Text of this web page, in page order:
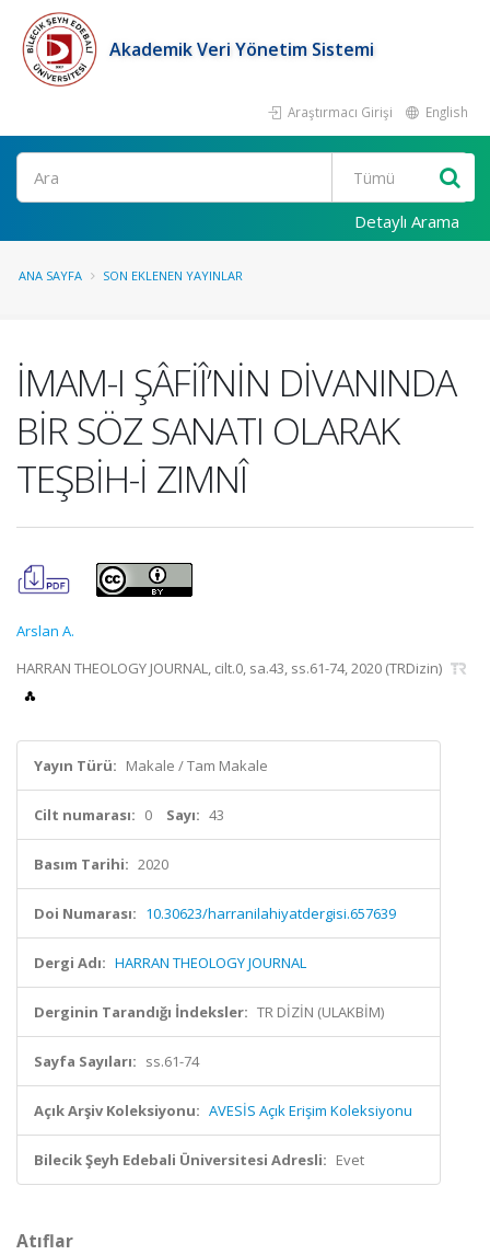
Akademik Veri Yönetim Sistemi
Araştırmacı Girişi English
Ara
Detaylı Arama
ANA SAYFA SON EKLENEN YAYINLAR
İMAM-I ŞÂFİÎ’NİN DİVANINDA
BİR SÖZ SANATI OLARAK
TEŞBİH-İ ZIMNÎ
Arslan A.
HARRAN THEOLOGY JOURNAL, cilt.0, sa.43, ss.61-74, 2020 (TRDizin)
Yayın Türü: Makale / Tam Makale
Cilt numarası: 0 Sayı: 43
Basım Tarihi: 2020
Doi Numarası: 10.30623/harranilahiyatdergisi.657639
Dergi Adı: HARRAN THEOLOGY JOURNAL
Derginin Tarandığı İndeksler: TR DİZİN (ULAKBİM)
Sayfa Sayıları: ss.61-74
Açık Arşiv Koleksiyonu: AVESİS Açık Erişim Koleksiyonu
Bilecik Şeyh Edebali Üniversitesi Adresli: Evet
Atıflar